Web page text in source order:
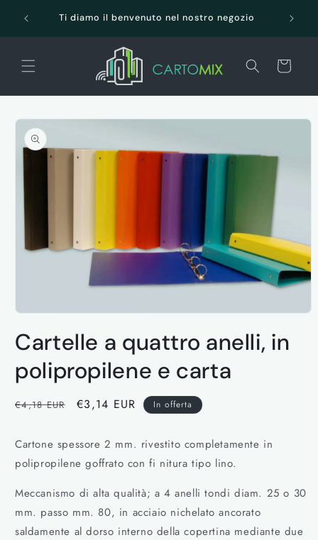
direttamenteTi diamo il benvenuto nel nostro negozio
Carrello
Passa alle
informazioni
sul prodotto
multimediali
1
finestra
modale
Cartelle a quattro anelli, in
polipropilene e carta
Prezzo
listino
€4,18 EUR
Prezzo
€3,14 EUR In offerta
Cartone spessore 2 mm. rivestito completamente in
polipropilene goffrato con fi nitura tipo lino.
Meccanismo di alta qualità; a 4 anelli tondi diam. 25 o 30
mm. passo mm. 80, in acciaio nichelato ancorato
saldamente al dorso interno della copertina mediante due